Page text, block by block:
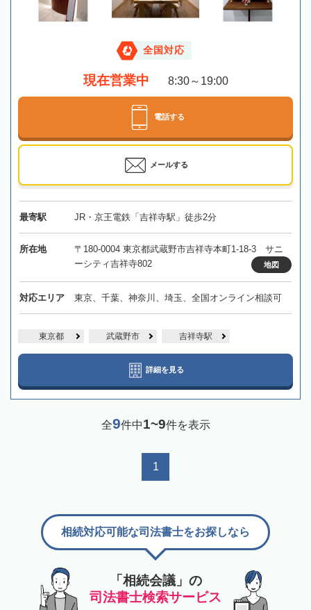
全国対応
現在営業中 8:30～19:00
電話する
メールする
最寄駅 JR・京王電鉄「吉祥寺駅」徒歩2分
所在地
〒180-0004 東京都武蔵野市吉祥寺本町1-18-3 サニ
ーシティ吉祥寺802
地図
対応エリア 東京、千葉、神奈川、埼玉、全国オンライン相談可
東京都 武蔵野市 吉祥寺駅
詳細を見る
全9件中1~9件を表示
1
「相続会議」の
司法書士検索サービス
相続対応可能な司法書士をお探しなら